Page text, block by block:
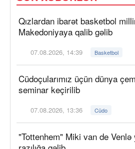
Qızlardan ibarət basketbol
Makedoniyaya qalib gəlib
07.08.2026, 14:39 Basketbol
Cüdoçularımız üçün dünya
seminar keçirilib
07.08.2026, 13:36 Cüdo
"Tottenhem" Miki van de